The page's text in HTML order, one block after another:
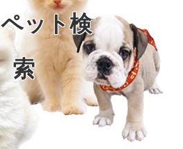
ペット検
索